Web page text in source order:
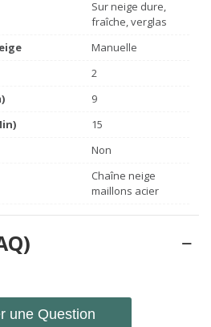
Sur neige dure,
fraîche, verglas
Manuelle
2
9
15
Non
Chaîne neige
maillons acier
une Question